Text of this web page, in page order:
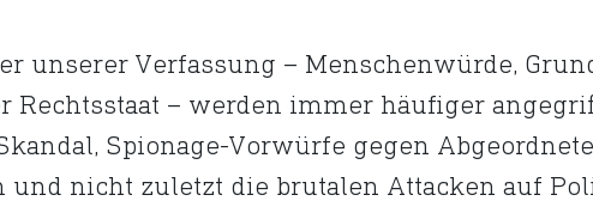
unserer Verfassung – Menschenwürde,
Rechtsstaat – werden immer häufiger
Spionage-Vorwürfe gegen
und nicht zuletzt die brutalen Attacken auf